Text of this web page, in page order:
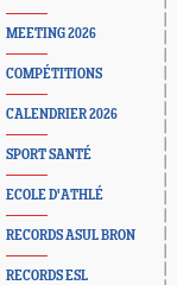
MEETING 2026
COMPÉTITIONS
CALENDRIER 2026
SPORT SANTÉ
ECOLE D'ATHLÉ
RECORDS ASUL BRON
RECORDS ESL